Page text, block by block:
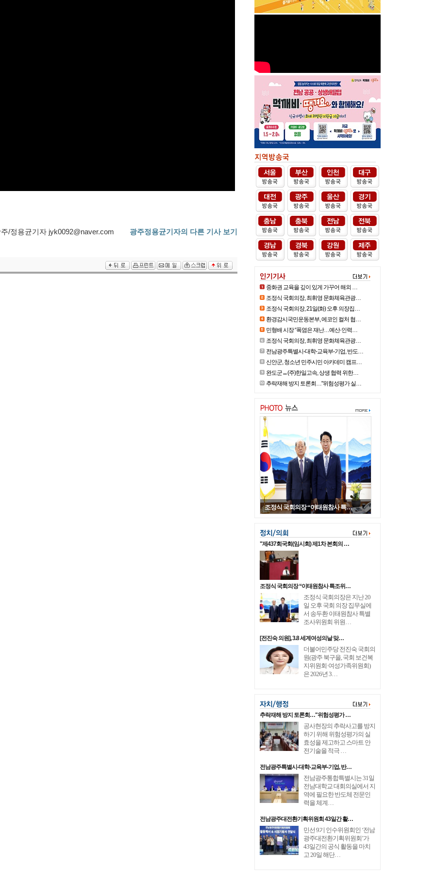
주/정용균기자 jyk0092@naver.com 광주정용균기자의 다른 기사 보기
중화권 교육을 깊이 있게 가꾸어 해외 …
조정식 국회의장, 최휘영 문화체육관광…
조정식 국회의장, 21일(화) 오후 의장집…
환경감시국민운동본부, 에코인 컬처 협…
민형배 시장 “폭염은 재난…예산·인력…
조정식 국회의장, 최휘영 문화체육관광…
전남광주특별시-대학-교육부-기업, 반도…
신안군, 청소년 민주시민 아카데미 캠프…
완도군↔(주)한일고속, 상생 협력 위한…
추락재해 방지 토론회…"위험성평가 실…
조정식 국회의장 “이태원참사 특…
"제437회국회(임시회) 제1차 본회의 …
조정식 국회의장 “이태원참사 특조위…
조정식 국회의장은 지난 20
일 오후 국회 의장 집무실에
서 송두환 이태원참사 특별
조사위원회 위원…
[전진숙 의원], 3.8 세계여성의날 맞…
더불어민주당 전진숙 국회의
원(광주 북구을, 국회 보건복
지위원회·여성가족위원회)
은 2026년 3…
추락재해 방지 토론회…"위험성평가 …
공사현장의 추락사고를 방지
하기 위해 위험성평가의 실
효성을 제고하고 스마트 안
전기술을 적극 …
전남광주특별시-대학-교육부-기업, 반…
전남광주통합특별시는 31일
전남대학교 대회의실에서 지
역에 필요한 반도체 전문인
력을 체계…
전남광주대전환기획위원회 43일간 활…
민선 9기 인수위원회인 ‘전남
광주대전환기획위원회’가
43일간의 공식 활동을 마치
고 20일 해단…